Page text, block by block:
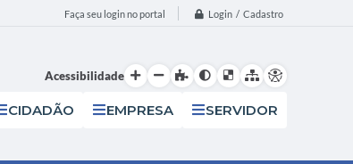
Faça seu login no portal Login / Cadastro
Acessibilidade
CIDADÃO EMPRESA SERVIDOR